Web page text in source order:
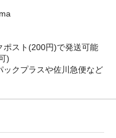
スト(200円)で発送可能
)
クプラスや佐川急便など